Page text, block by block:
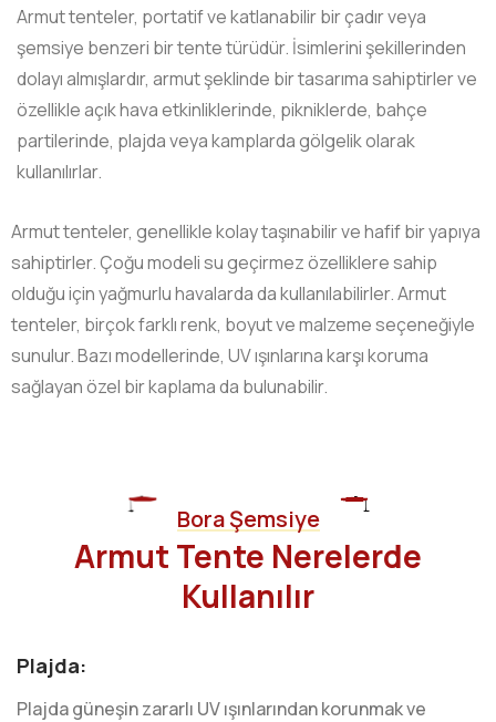
Armut tenteler, portatif ve katlanabilir bir çadır veya
şemsiye benzeri bir tente türüdür. İsimlerini şekillerinden
dolayı almışlardır, armut şeklinde bir tasarıma sahiptirler ve
özellikle açık hava etkinliklerinde, pikniklerde, bahçe
partilerinde, plajda veya kamplarda gölgelik olarak
kullanılırlar.
Armut tenteler, genellikle kolay taşınabilir ve hafif bir yapıya
sahiptirler. Çoğu modeli su geçirmez özelliklere sahip
olduğu için yağmurlu havalarda da kullanılabilirler. Armut
tenteler, birçok farklı renk, boyut ve malzeme seçeneğiyle
sunulur. Bazı modellerinde, UV ışınlarına karşı koruma
sağlayan özel bir kaplama da bulunabilir.
Bora Şemsiye
Armut Tente Nerelerde
Kullanılır
Plajda:
Plajda güneşin zararlı UV ışınlarından korunmak ve